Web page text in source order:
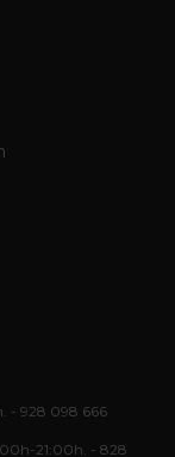
- 928 098 666
21:00h. - 828